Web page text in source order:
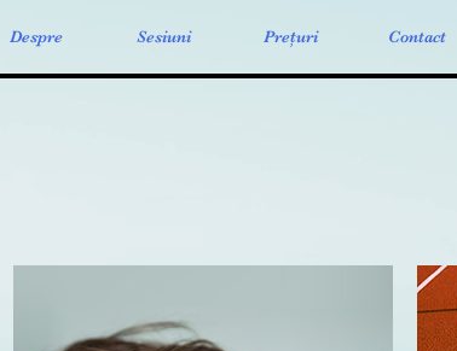
Despre Sesiuni Prețuri Contact